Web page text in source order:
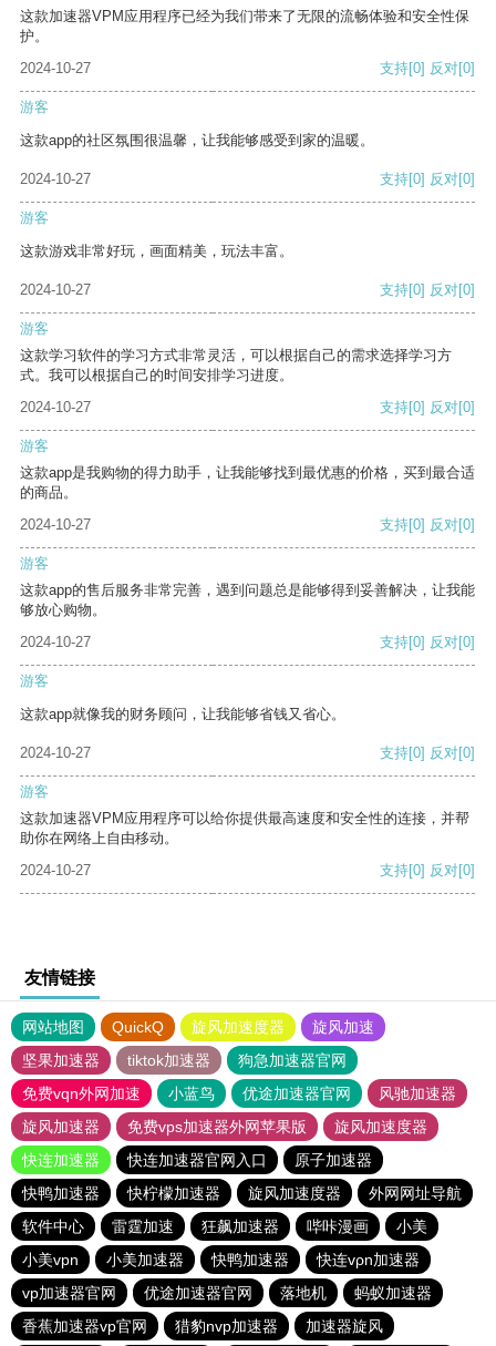
这款加速器VPM应用程序已经为我们带来了无限的流畅体验和安全性保
护。
2024-10-27
支持[0] 反对[0]
游客
这款app的社区氛围很温馨，让我能够感受到家的温暖。
2024-10-27 支持[0] 反对[0]
游客
这款游戏非常好玩，画面精美，玩法丰富。
2024-10-27 支持[0] 反对[0]
游客
这款学习软件的学习方式非常灵活，可以根据自己的需求选择学习方
式。我可以根据自己的时间安排学习进度。
2024-10-27
支持[0] 反对[0]
游客
这款app是我购物的得力助手，让我能够找到最优惠的价格，买到最合适
的商品。
2024-10-27
支持[0] 反对[0]
游客
这款app的售后服务非常完善，遇到问题总是能够得到妥善解决，让我能
够放心购物。
2024-10-27
支持[0] 反对[0]
游客
这款app就像我的财务顾问，让我能够省钱又省心。
2024-10-27 支持[0] 反对[0]
游客
这款加速器VPM应用程序可以给你提供最高速度和安全性的连接，并帮
助你在网络上自由移动。
2024-10-27
支持[0] 反对[0]
友情链接
网站地图 QuickQ 旋风加速度器
旋风加速
坚果加速器
tiktok加速器
狗急加速器官网
免费vqn外网加速
小蓝鸟 优途加速器官网
风驰加速器
旋风加速器
免费vps加速器外网苹果版
旋风加速度器
快连加速器
快连加速器官网入口
原子加速器
快鸭加速器
快柠檬加速器 旋风加速度器
外网网址导航
软件中心
雷霆加速 狂飙加速器 哔咔漫画
小美
小美vpn
小美加速器 快鸭加速器
快连vρn加速器
vp加速器官网
优途加速器官网 落地机
蚂蚁加速器
香蕉加速器vp官网
猎豹nvp加速器 加速器旋风